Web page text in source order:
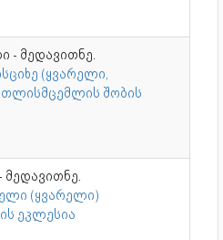
- მედავითნე.
(ყვარელი,
შობის
მედავითნე.
(ყვარელი)
ეკლესია